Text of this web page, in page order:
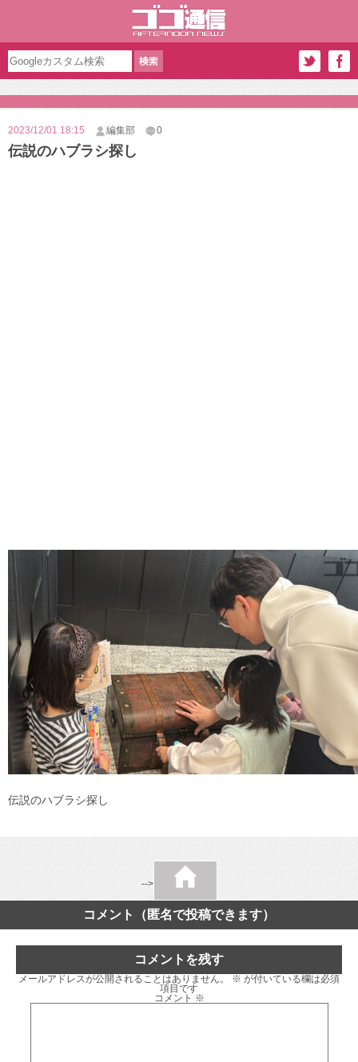
2023/12/01 18:15 編集部 0
伝説のハブラシ探し
伝説のハブラシ探し
-->
コメント（匿名で投稿できます）
コメントを残す
メールアドレスが公開されることはありません。 ※ が付いている欄は必須
項目です
コメント ※